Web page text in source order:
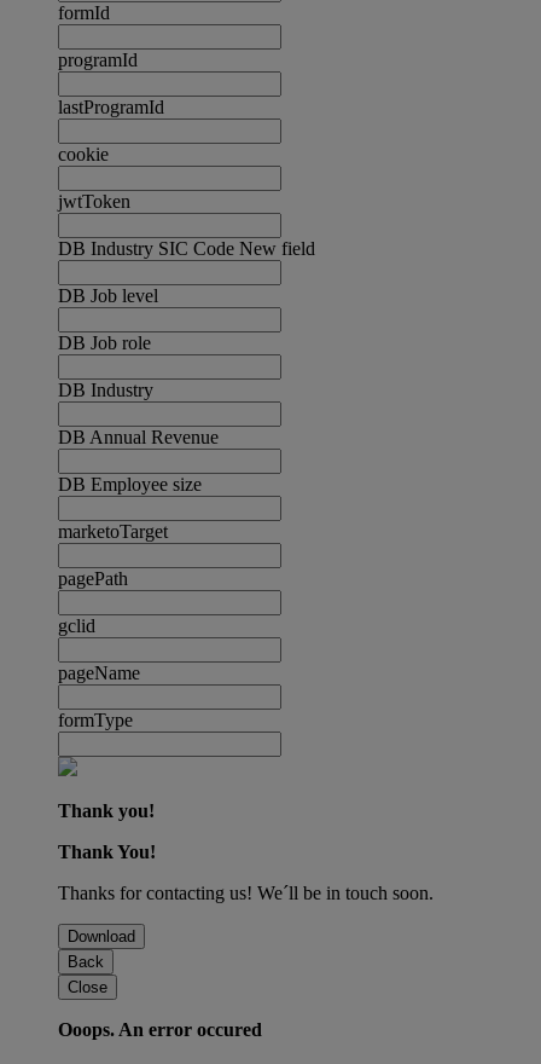
formId
programId
lastProgramId
cookie
jwtToken
DB Industry SIC Code New field
DB Job level
DB Job role
DB Industry
DB Annual Revenue
DB Employee size
marketoTarget
pagePath
gclid
pageName
formType
Thank you!
Thank You!
Thanks for contacting us! We´ll be in touch soon.
Download
Back
Close
Ooops. An error occured